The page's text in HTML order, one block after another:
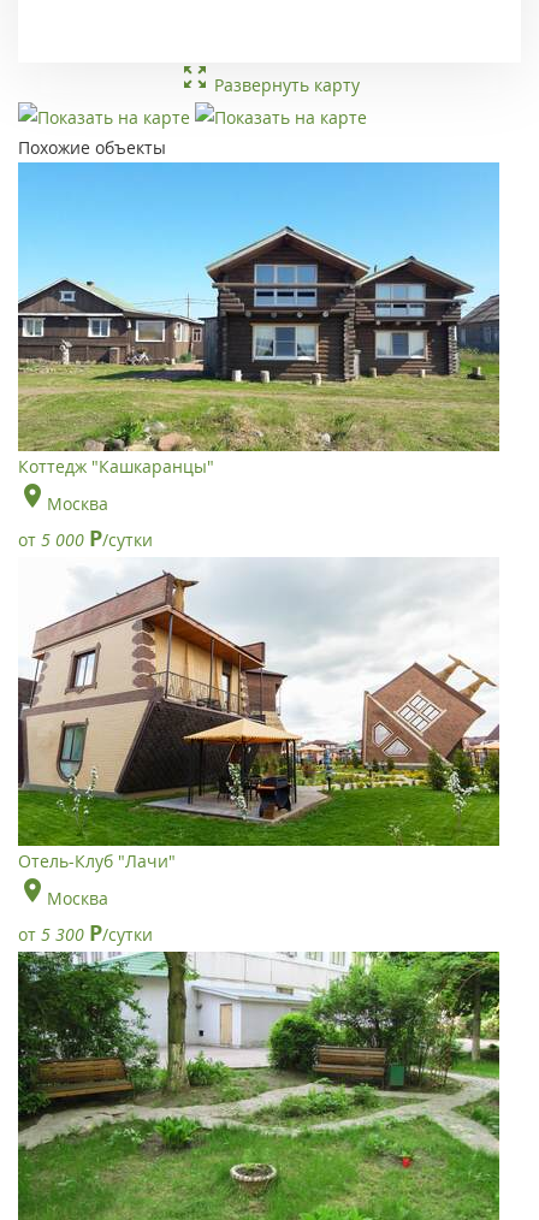
Развернуть карту
Похожие объекты
Коттедж "Кашкаранцы"
Москва
от 5 000 Р/сутки
Отель-Клуб "Лачи"
Москва
от 5 300 Р/сутки